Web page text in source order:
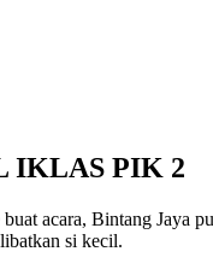
IKLAS PIK 2
acara, Bintang Jaya
si kecil.